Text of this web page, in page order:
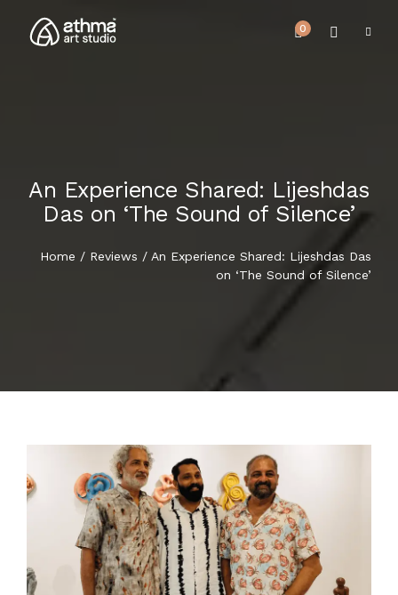
HOME
ABOUT US
PROJECTS
INSIGHT
UPCOMING EVENTS
REVIEWS
CONTACT US
0
An Experience Shared: Lijeshdas
Das on ‘The Sound of Silence’
Home / Reviews / An Experience Shared: Lijeshdas Das
on ‘The Sound of Silence’